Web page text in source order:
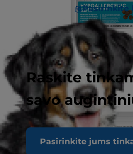
Pasirinkite
Raskite
savo
Pasirinkite jums